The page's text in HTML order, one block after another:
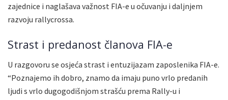
zajednice i naglašava važnost FIA-e u očuvanju i daljnjem
razvoju rallycrossa.
Strast i predanost članova FIA-e
U razgovoru se osjeća strast i entuzijazam zaposlenika FIA-e.
“Poznajemo ih dobro, znamo da imaju puno vrlo predanih
ljudi s vrlo dugogodišnjom strašću prema Rally-u i